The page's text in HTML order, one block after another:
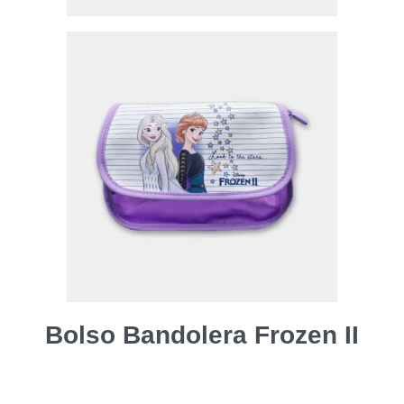
Bolso Bandolera Frozen II